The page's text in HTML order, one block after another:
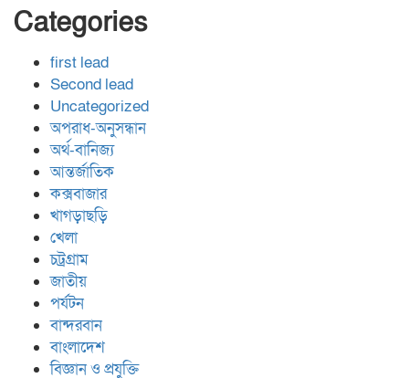
Categories
first lead
Second lead
Uncategorized
অপরাধ-অনুসন্ধান
অর্থ-বানিজ্য
আন্তর্জাতিক
কক্সবাজার
খাগড়াছড়ি
খেলা
চট্রগ্রাম
জাতীয়
পর্যটন
বান্দরবান
বাংলাদেশ
বিজ্ঞান ও প্রযুক্তি